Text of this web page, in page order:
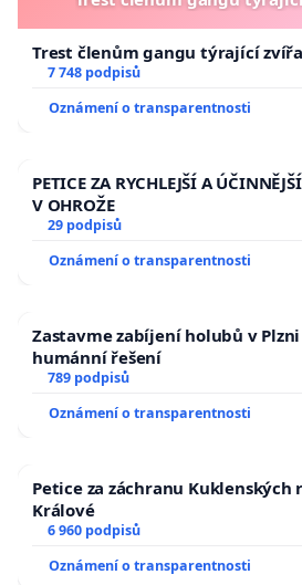
Trest členům gangu týrající
7 748 podpisů
Oznámení o transparentnosti
PETICE ZA RYCHLEJŠÍ A
V OHROŽE
29 podpisů
Oznámení o transparentnosti
Zastavme zabíjení holubů v
humánní řešení
789 podpisů
Oznámení o transparentnosti
Petice za záchranu Kuklenských
Králové
6 960 podpisů
Oznámení o transparentnosti